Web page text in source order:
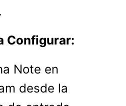
Configurar:
Note en
desde la